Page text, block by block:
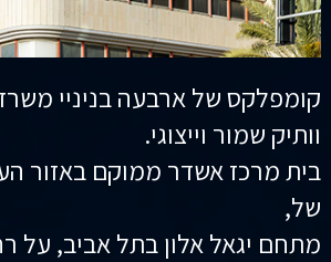
קומפלקס של ארבעה בניניי
וותיק שמור וייצוגי.
בית מרכז אשדר ממוקם באזור
של,
מתחם יגאל אלון בתל אביב, על